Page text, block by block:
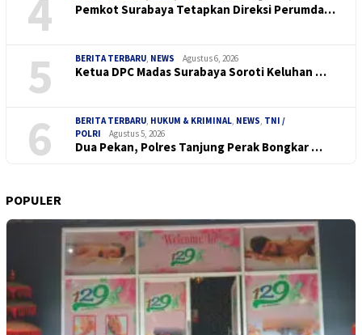
4 Pemkot Surabaya Tetapkan Direksi Perumda…
5 BERITA TERBARU, NEWS Agustus 6, 2026
Ketua DPC Madas Surabaya Soroti Keluhan …
6 BERITA TERBARU, HUKUM & KRIMINAL, NEWS, TNI /
POLRI
Agustus 5, 2026
Dua Pekan, Polres Tanjung Perak Bongkar …
POPULER